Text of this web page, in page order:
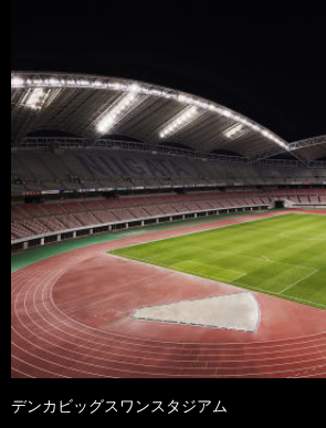
デンカビッグスワンスタジアム